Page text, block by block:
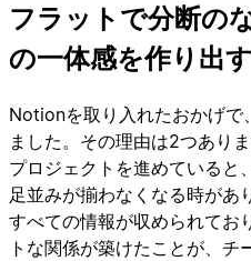
フラットで分断の
の一体感を作り出す
Notionを取り入れたおかげで
ました。その理由は2つあり
プロジェクトを進めていると
足並みが揃わなくなる時が
すべての情報が収められてお
トな関係が築けたことが、